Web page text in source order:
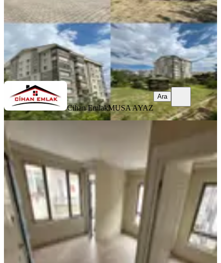
7.850.000 ₺
Cihan EmlakMUSA AYAZ
Ara
Cihan EmlakMUSA AYAZ
Ara
Sıfır Binada Satılık 1+1 Daire
Yenimahalle, Tepealtı Mahallesi
1+1·49 m² 09.08.2026
5.400.000 ₺
AXION REAL ESTATE Kamil ERTEM